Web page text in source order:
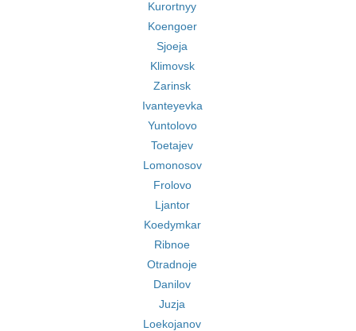
Kurortnyy
Koengoer
Sjoeja
Klimovsk
Zarinsk
Ivanteyevka
Yuntolovo
Toetajev
Lomonosov
Frolovo
Ljantor
Koedymkar
Ribnoe
Otradnoje
Danilov
Juzja
Loekojanov